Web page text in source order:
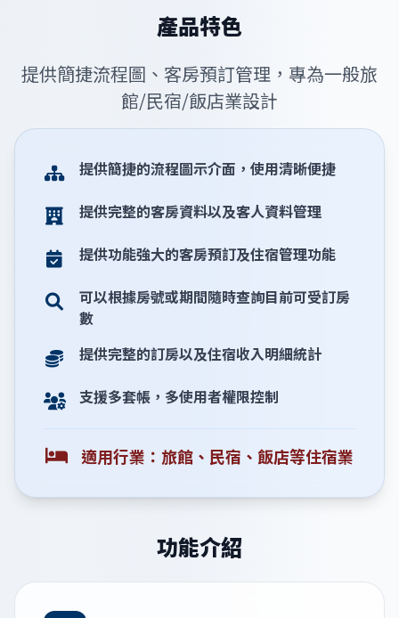
產品特色
提供簡捷流程圖、客房預訂管理，專為一般旅
館/民宿/飯店業設計
提供簡捷的流程圖示介面，使用清晰便捷
提供完整的客房資料以及客人資料管理
提供功能強大的客房預訂及住宿管理功能
可以根據房號或期間隨時查詢目前可受訂房
數
提供完整的訂房以及住宿收入明細統計
支援多套帳，多使用者權限控制
適用行業：旅館、民宿、飯店等住宿業
功能介紹